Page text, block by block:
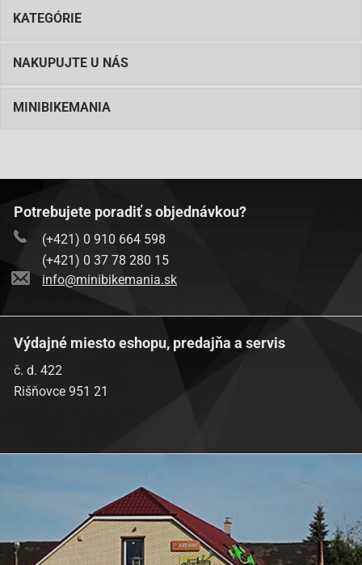
KATEGÓRIE
NAKUPUJTE U NÁS
MINIBIKEMANIA
Potrebujete poradiť s objednávkou?
(+421) 0 910 664 598
(+421) 0 37 78 280 15
info@minibikemania.sk
Výdajné miesto eshopu, predajňa a servis
č. d. 422
Rišňovce 951 21